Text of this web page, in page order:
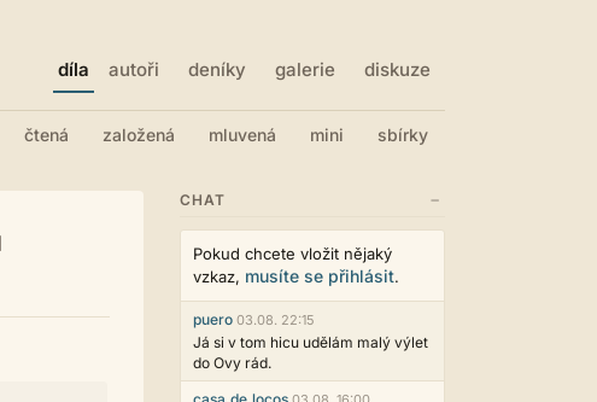
díla autoři deníky galerie diskuze
čtená založená mluvená mini sbírky
CHAT −
Pokud chcete vložit nějaký
vzkaz, musíte se přihlásit.
puero 03.08. 22:15
Já si v tom hicu udělám malý výlet
do Ovy rád.